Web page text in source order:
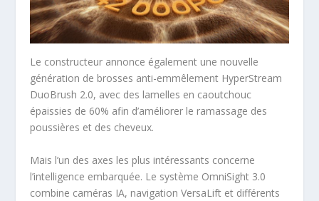
Le constructeur annonce également une nouvelle
génération de brosses anti-emmêlement HyperStream
DuoBrush 2.0, avec des lamelles en caoutchouc
épaissies de 60% afin d’améliorer le ramassage des
poussières et des cheveux.
Mais l’un des axes les plus intéressants concerne
l’intelligence embarquée. Le système OmniSight 3.0
combine caméras IA, navigation VersaLift et différents